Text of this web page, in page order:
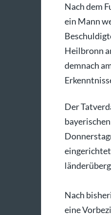
Nach dem
ein Mann
Heilbronn
demnach
Der
Nach
eine